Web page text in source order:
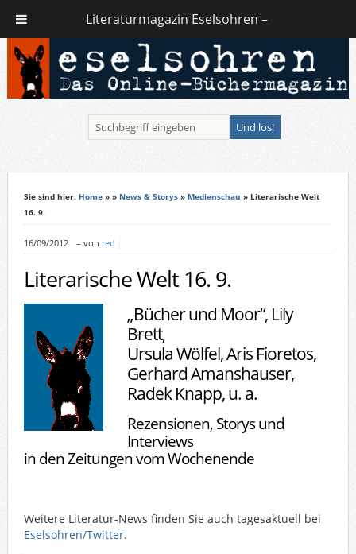
Sie sind hier: Home» » News & Storys» Medienschau » Literarische Welt
16. 9.
16/09/2012 – von red
Literarische Welt 16. 9.
„Bücher und Moor“, Lily
Brett,
Ursula Wölfel, Aris Fioretos,
Gerhard Amanshauser,
Radek Knapp, u. a.
Rezensionen, Storys und
Interviews
in den Zeitungen vom Wochenende
Weitere Literatur-News finden Sie auch tagesaktuell bei
Eselsohren/Twitter.
Literaturmagazin Eselsohren –